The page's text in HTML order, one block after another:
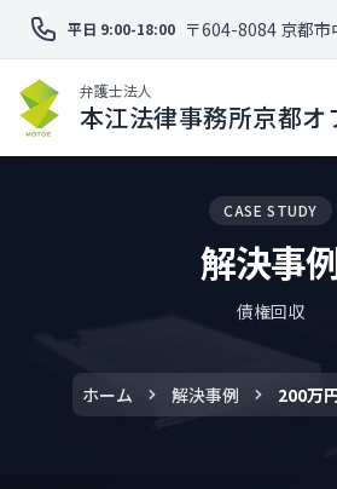
平日 9:00-18:00 〒604-8084 京都
弁護士法人
本江法律事務所京都オ
CASE STUDY
解決事
債権回収
ホーム 解決事例